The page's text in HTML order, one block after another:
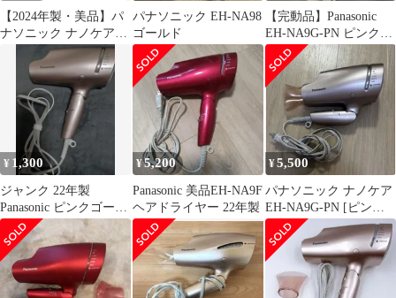
【2024年製・美品】パ
ナソニック ナノケア
EH-NA9G ピンクゴー
パナソニック EH-NA98
ゴールド
【完動品】Panasonic
EH-NA9G-PN ピンクゴ
ールド
¥ 1,300
ジャンク 22年製
Panasonic ピンクゴール
ド EH-NA9G-PN
¥5,200
Panasonic 美品EH-NA9F
ヘアドライヤー 22年製
¥5,500
パナソニック ナノケア
EH-NA9G-PN [ピンク
ゴールド]